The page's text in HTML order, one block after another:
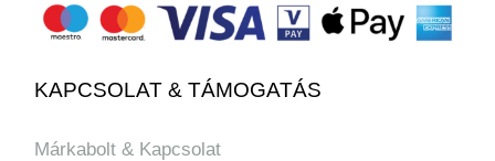
KAPCSOLAT & TÁMOGATÁS
Márkabolt & Kapcsolat